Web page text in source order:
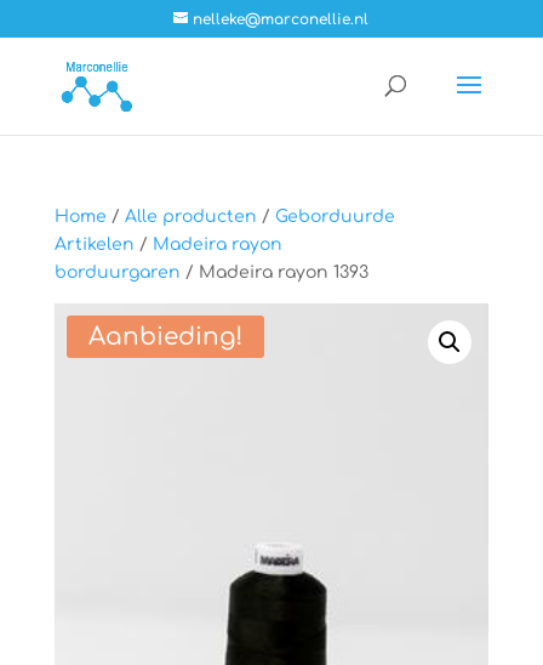
nelleke@marconellie.nl
Home / Alle producten / Geborduurde
Artikelen / Madeira rayon
borduurgaren / Madeira rayon 1393
Aanbieding!